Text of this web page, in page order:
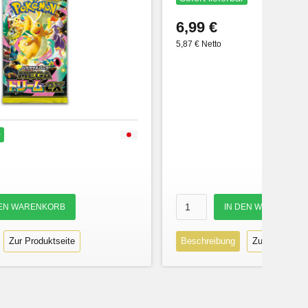
Zur Produktseite
6,99 €
5,87 € Netto
Beschreibung Zur